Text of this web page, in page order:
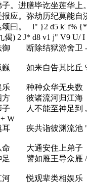
。进膳毕讫坐莲华上
应。弥劫历纪莫能自
曰。
l" }2 d5 k' f% {*
偈) 2 J* d8 v1 j" V9 U/ I
断除结狱游舍卫
如来自告其比丘
种种众华无央数
彼诸流河归江海
人不能至神足到
W
疾共诣彼渊流池
大通安住上弟子
譬如雁王导众雁
悦观辈类相娱乐